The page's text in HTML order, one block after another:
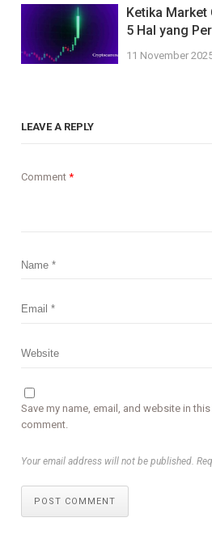
Ketika Market
5 Hal yang
11 November
LEAVE A REPLY
Comment*
Save my name, email, and website in
comment.
Your email address will not be published.
POST COMMENT